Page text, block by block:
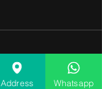
Address Whatsapp